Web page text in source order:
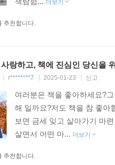
더보기
추천합니다.
랑하고, 책에 진심인 당신을
r********7 2025-01-23 신고
여러분은 책을 좋아하세요?
해 일까요?저도 책을 참 좋아
보면 금세 잊고 살아가기 마
살면서 어떤 마... 더보기
추천합니다.